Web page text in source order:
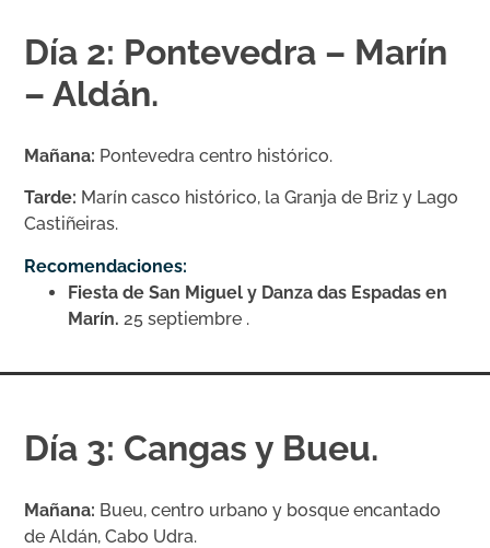
Día 2: Pontevedra – Marín
– Aldán.
Mañana: Pontevedra centro histórico.
Tarde: Marín casco histórico, la Granja de Briz y Lago
Castiñeiras.
Recomendaciones:
Fiesta de San Miguel y Danza das Espadas en
Marín. 25 septiembre .
Día 3: Cangas y Bueu.
Mañana: Bueu, centro urbano y bosque encantado
de Aldán, Cabo Udra.